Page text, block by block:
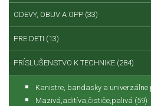
ODEVY, OBUV A OPP (33)
PRE DETI (13)
PRÍSLUŠENSTVO K TECHNIKE (284)
Kanistre, bandasky a univerzálne
Mazivá,aditíva,čističe,palivá (59)